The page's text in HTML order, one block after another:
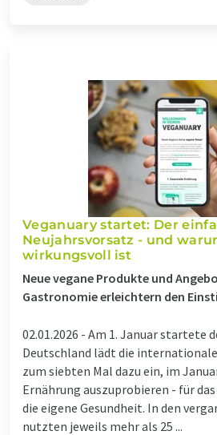
Veganuary startet: Der
Neujahrsvorsatz - und
wirkungsvoll ist
Neue vegane Produkte und
Gastronomie erleichtern den
02.01.2026 - Am 1. Januar startete
Deutschland lädt die
zum siebten Mal dazu ein, im
Ernährung auszuprobieren - für
die eigene Gesundheit. In den
nutzten jeweils mehr als 25 ...